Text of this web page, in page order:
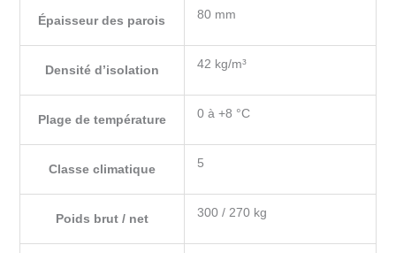
Épaisseur des parois 80 mm
Densité d’isolation 42 kg/m³
Plage de température 0 à +8 °C
Classe climatique 5
Poids brut / net 300 / 270 kg